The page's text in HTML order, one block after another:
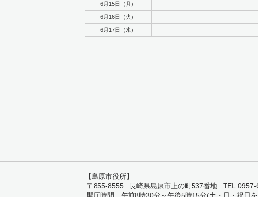
6月15日（月）
6月16日（火）
6月17日（水）
【島原市役所】
〒855-8555 長崎県島原市上の町537番地
開庁時間 午前8時30分～午後5時15分(土・日・祝日